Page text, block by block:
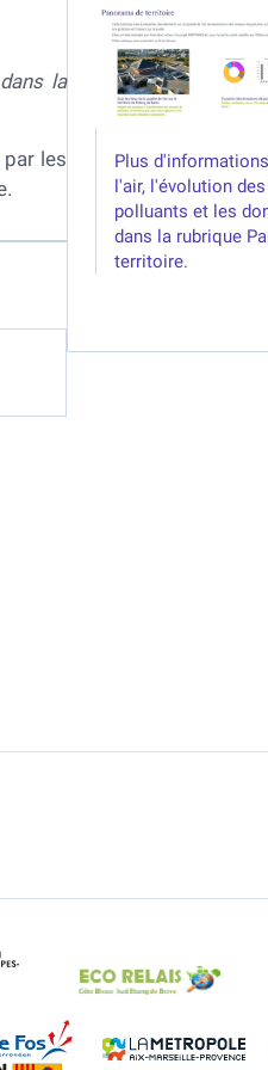
la
les
Plus
l'air, l'évolution
polluants et les
dans la rubrique
territoire.
Eco-Relais
Métropole